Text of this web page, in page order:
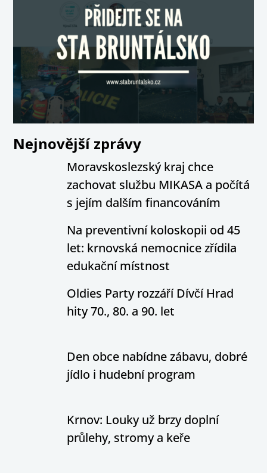
Nejnovější zprávy
Moravskoslezský kraj chce
zachovat službu MIKASA a počítá
s jejím dalším financováním
Na preventivní koloskopii od 45
let: krnovská nemocnice zřídila
edukační místnost
Oldies Party rozzáří Dívčí Hrad
hity 70., 80. a 90. let
Den obce nabídne zábavu, dobré
jídlo i hudební program
Krnov: Louky už brzy doplní
průlehy, stromy a keře